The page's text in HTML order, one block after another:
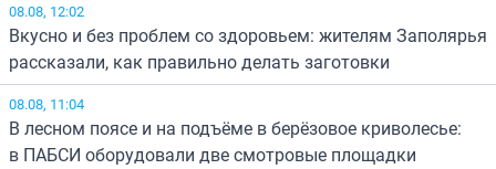
08.08, 12:02
Вкусно и без проблем со здоровьем: жителям Заполярья
рассказали, как правильно делать заготовки
08.08, 11:04
В лесном поясе и на подъёме в берёзовое криволесье:
в ПАБСИ оборудовали две смотровые площадки